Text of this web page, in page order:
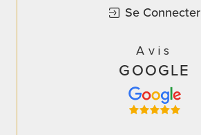
Se Connecter
Avis
GOOGLE